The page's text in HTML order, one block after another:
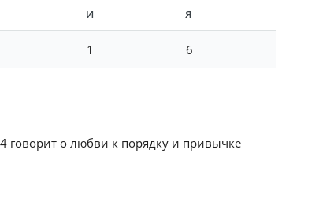
И Я
1 6
говорит о любви к порядку и привычке